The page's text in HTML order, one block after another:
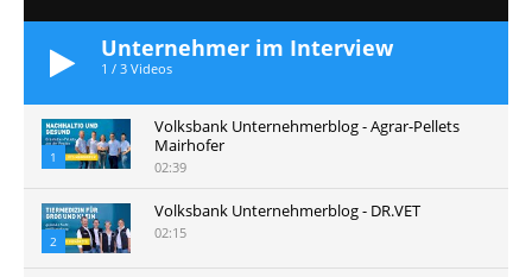
Unternehmer im Interview
1 / 3 Videos
1
Volksbank Unternehmerblog - Agrar-Pellets
Mairhofer
02:39
2
Volksbank Unternehmerblog - DR.VET
02:15